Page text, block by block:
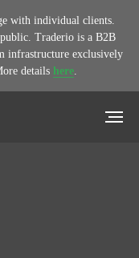
with individual clients.
Traderio is a B2B
infrastructure exclusively
details here.